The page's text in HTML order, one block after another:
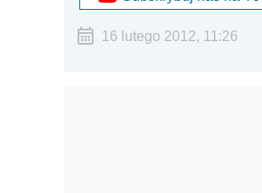
16 lutego 2012, 11:26